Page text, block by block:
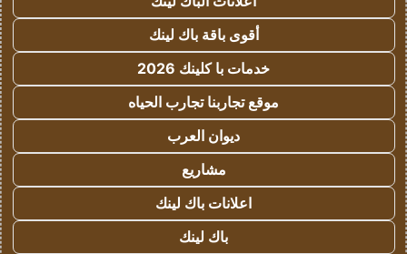
أقوى باقة باك لينك
خدمات با كلينك 2026
موقع تجاربنا تجارب الحياه
ديوان العرب
مشاريع
اعلانات باك لينك
باك لينك